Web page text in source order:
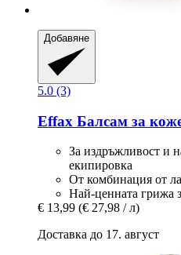
Добавяне
5.0 (3)
Effax Балсам за
За издръжливост и
екипировка
От комбинация от
Най-ценната грижа
€ 13,99 (€ 27,98 / л)
Доставка до 17. август